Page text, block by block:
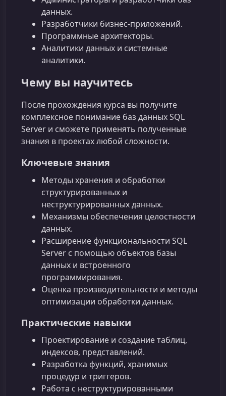
данных.
Разработчики бизнес-приложений.
Программные архитекторы.
Аналитики данных и системные
аналитики.
Чему вы научитесь
После прохождения курса вы получите
комплексное понимание баз данных SQL
Server и сможете применять полученные
знания в проектах любой сложности.
Ключевые знания
Методы хранения и обработки
структурированных и
неструктурированных данных.
Механизмы обеспечения целостности
данных.
Расширение функциональности SQL
Server с помощью объектов базы
данных и встроенного
программирования.
Оценка производительности и методы
оптимизации обработки данных.
Практические навыки
Проектирование и создание таблиц,
индексов, представлений.
Разработка функций, хранимых
процедур и триггеров.
Работа с неструктурированными